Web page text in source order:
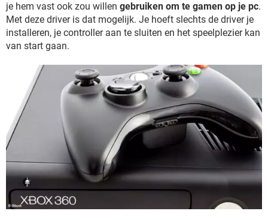
je hem vast ook zou willen gebruiken om te gamen op je pc.
Met deze driver is dat mogelijk. Je hoeft slechts de driver je
installeren, je controller aan te sluiten en het speelplezier kan
van start gaan.